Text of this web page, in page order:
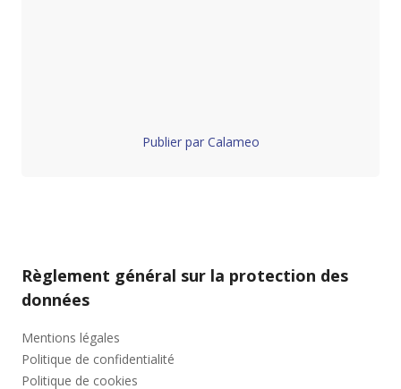
Publier par Calameo
Règlement général sur la protection des
données
Mentions légales
Politique de confidentialité
Politique de cookies